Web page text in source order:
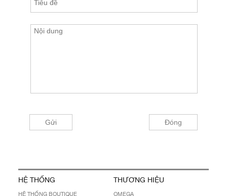
HỆ THỐNG
HỆ THỐNG BOUTIQUE
THƯƠNG HIỆU
OMEGA